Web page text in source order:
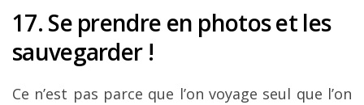
17. Se prendre en photos et les
sauvegarder !
Ce n’est pas parce que l’on voyage seul que l’on